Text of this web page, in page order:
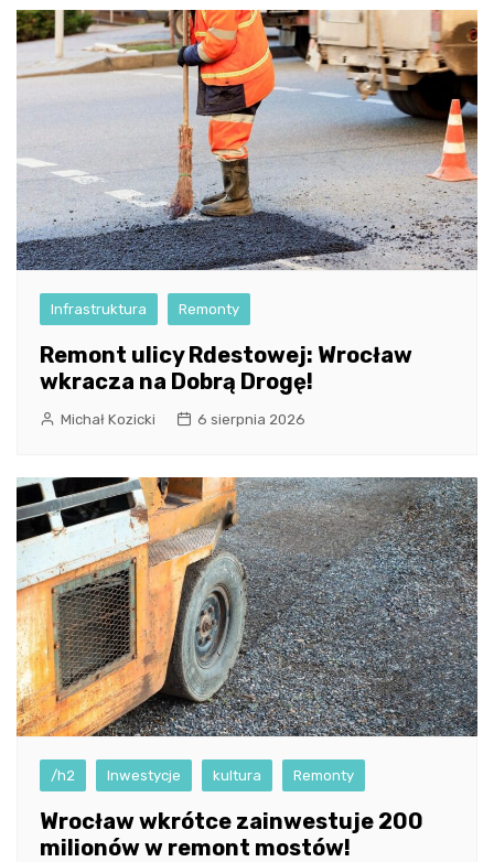
Infrastruktura Remonty
Remont ulicy Rdestowej: Wrocław
wkracza na Dobrą Drogę!
Michał Kozicki 6 sierpnia 2026
/h2 Inwestycje kultura Remonty
Wrocław wkrótce zainwestuje 200
milionów w remont mostów!